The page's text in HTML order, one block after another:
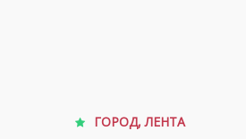
ГОРОД,ЛЕНТА